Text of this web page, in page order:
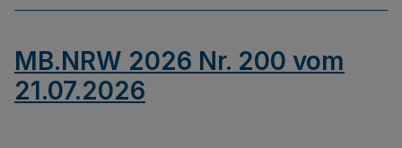
MB.NRW 2026 Nr. 200 vom
21.07.2026